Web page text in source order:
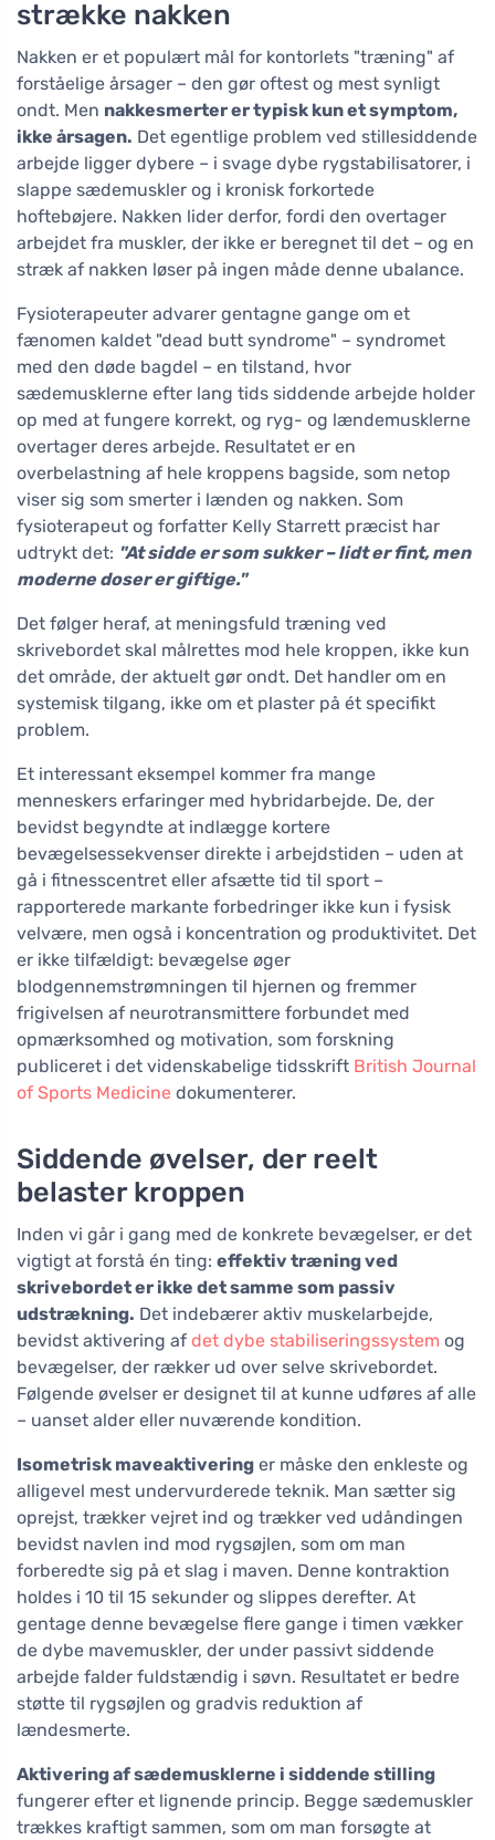
strække nakken
Nakken er et populært mål for kontorlets "træning" af
forståelige årsager – den gør oftest og mest synligt
ondt. Men nakkesmerter er typisk kun et symptom,
ikke årsagen. Det egentlige problem ved stillesiddende
arbejde ligger dybere – i svage dybe rygstabilisatorer, i
slappe sædemuskler og i kronisk forkortede
hoftebøjere. Nakken lider derfor, fordi den overtager
arbejdet fra muskler, der ikke er beregnet til det – og en
stræk af nakken løser på ingen måde denne ubalance.
Fysioterapeuter advarer gentagne gange om et
fænomen kaldet "dead butt syndrome" – syndromet
med den døde bagdel – en tilstand, hvor
sædemusklerne efter lang tids siddende arbejde holder
op med at fungere korrekt, og ryg- og lændemusklerne
overtager deres arbejde. Resultatet er en
overbelastning af hele kroppens bagside, som netop
viser sig som smerter i lænden og nakken. Som
fysioterapeut og forfatter Kelly Starrett præcist har
udtrykt det: "At sidde er som sukker – lidt er fint, men
moderne doser er giftige."
Det følger heraf, at meningsfuld træning ved
skrivebordet skal målrettes mod hele kroppen, ikke kun
det område, der aktuelt gør ondt. Det handler om en
systemisk tilgang, ikke om et plaster på ét specifikt
problem.
Et interessant eksempel kommer fra mange
menneskers erfaringer med hybridarbejde. De, der
bevidst begyndte at indlægge kortere
bevægelsessekvenser direkte i arbejdstiden – uden at
gå i fitnesscentret eller afsætte tid til sport –
rapporterede markante forbedringer ikke kun i fysisk
velvære, men også i koncentration og produktivitet. Det
er ikke tilfældigt: bevægelse øger
blodgennemstrømningen til hjernen og fremmer
frigivelsen af neurotransmittere forbundet med
opmærksomhed og motivation, som forskning
publiceret i det videnskabelige tidsskrift British Journal
of Sports Medicine dokumenterer.
Siddende øvelser, der reelt
belaster kroppen
Inden vi går i gang med de konkrete bevægelser, er det
vigtigt at forstå én ting: effektiv træning ved
skrivebordet er ikke det samme som passiv
udstrækning. Det indebærer aktiv muskelarbejde,
bevidst aktivering af det dybe stabiliseringssystem og
bevægelser, der rækker ud over selve skrivebordet.
Følgende øvelser er designet til at kunne udføres af alle
– uanset alder eller nuværende kondition.
Isometrisk maveaktivering er måske den enkleste og
alligevel mest undervurderede teknik. Man sætter sig
oprejst, trækker vejret ind og trækker ved udåndingen
bevidst navlen ind mod rygsøjlen, som om man
forberedte sig på et slag i maven. Denne kontraktion
holdes i 10 til 15 sekunder og slippes derefter. At
gentage denne bevægelse flere gange i timen vækker
de dybe mavemuskler, der under passivt siddende
arbejde falder fuldstændig i søvn. Resultatet er bedre
støtte til rygsøjlen og gradvis reduktion af
lændesmerte.
Aktivering af sædemusklerne i siddende stilling
fungerer efter et lignende princip. Begge sædemuskler
trækkes kraftigt sammen, som om man forsøgte at